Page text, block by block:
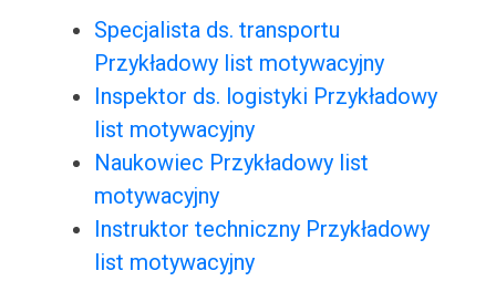
Specjalista ds. transportu
Przykładowy list motywacyjny
Inspektor ds. logistyki Przykładowy
list motywacyjny
Naukowiec Przykładowy list
motywacyjny
Instruktor techniczny Przykładowy
list motywacyjny